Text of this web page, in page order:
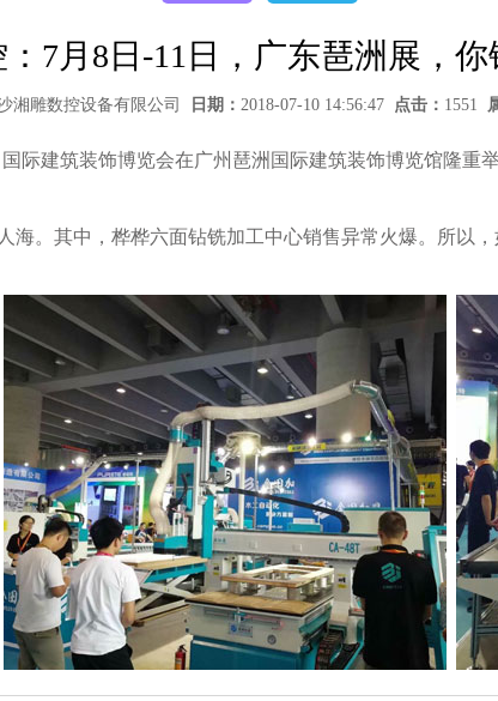
7月8日-11日，广东琶洲展，你
湘雕数控设备有限公司 日期： 2018-07-10 14:56:47 点击： 1551
际建筑装饰博览会在广州琶洲国际建筑装饰博览馆隆
海。其中，桦桦六面钻铣加工中心销售异常火爆。所以